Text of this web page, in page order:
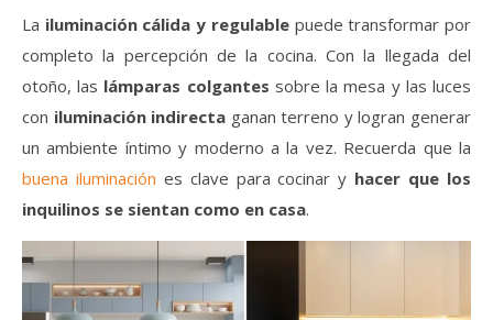
La iluminación cálida y regulablepuede transformar por
completo la percepción de la cocina. Con la llegada del
otoño, las lámparas colgantes sobre la mesa y las luces
con iluminación indirecta ganan terreno y logran generar
un ambiente íntimo y moderno a la vez. Recuerda que la
buena iluminación es clave para cocinar y hacer que los
inquilinos se sientan como en casa.